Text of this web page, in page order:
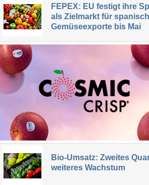
FEPEX: EU festigt ihre
als Zielmarkt für
Gemüseexporte bis Mai
Bio-Umsatz: Zweites
weiteres Wachstum